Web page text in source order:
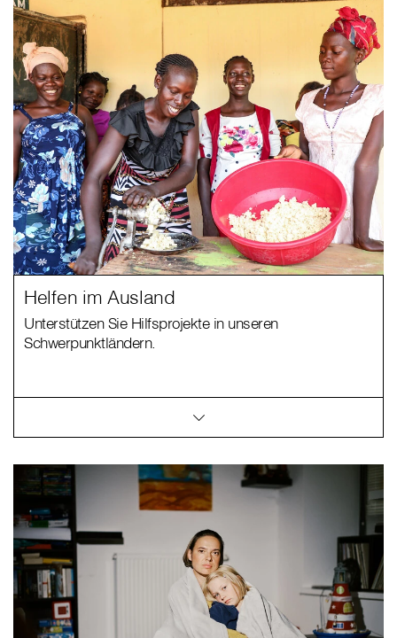
Helfen im Ausland
Unterstützen Sie Hilfsprojekte in unseren
Schwerpunktländern.